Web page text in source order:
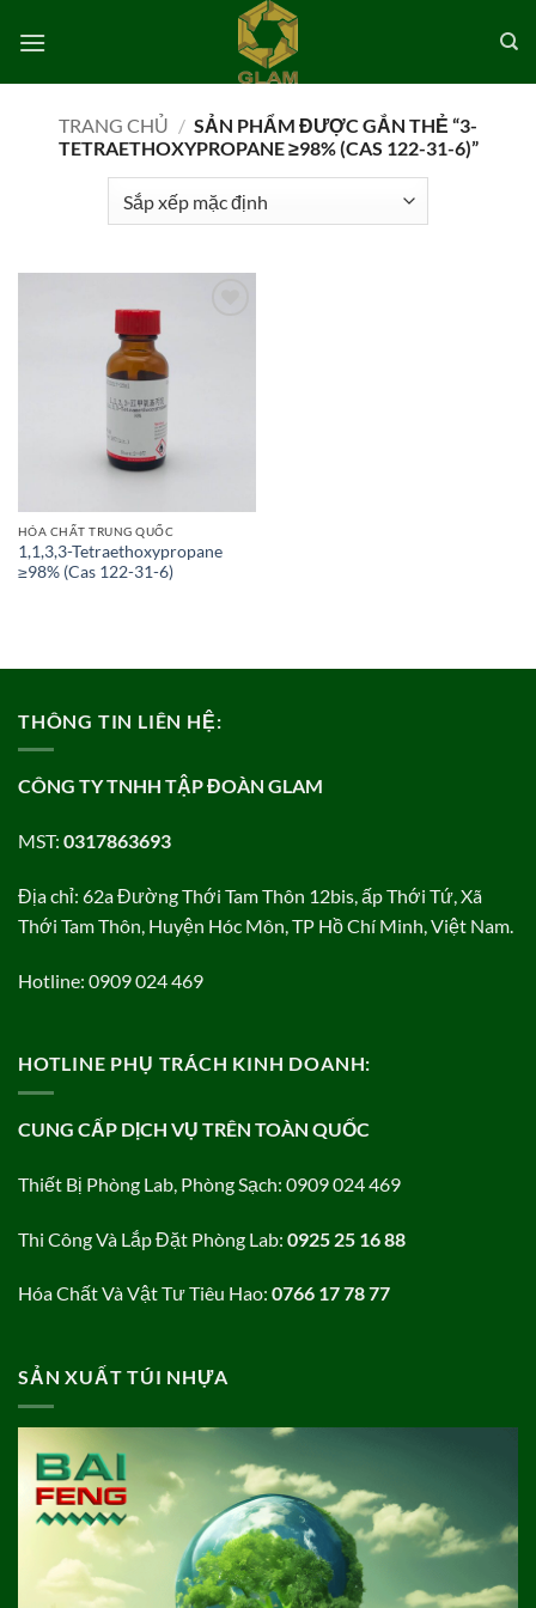
qua
TRANG CHỦ / SẢN PHẨM ĐƯỢC GẮN THẺ “3-
TETRAETHOXYPROPANE ≥98% (CAS 122-31-6)”
HÓA CHẤT TRUNG QUỐC
1,1,3,3-Tetraethoxypropane
≥98% (Cas 122-31-6)
THÔNG TIN LIÊN HỆ:
CÔNG TY TNHH TẬP ĐOÀN GLAM
MST: 0317863693
Địa chỉ: 62a Đường Thới Tam Thôn 12bis, ấp Thới Tứ, Xã
Thới Tam Thôn, Huyện Hóc Môn, TP Hồ Chí Minh, Việt Nam.
Hotline: 0909 024 469
HOTLINE PHỤ TRÁCH KINH DOANH:
CUNG CẤP DỊCH VỤ TRÊN TOÀN QUỐC
Thiết Bị Phòng Lab, Phòng Sạch: 0909 024 469
Thi Công Và Lắp Đặt Phòng Lab: 0925 25 16 88
Hóa Chất Và Vật Tư Tiêu Hao: 0766 17 78 77
SẢN XUẤT TÚI NHỰA